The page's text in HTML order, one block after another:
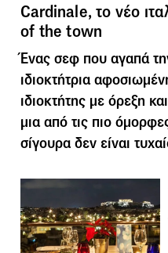
Cardinale, το νέο
of the town
Ένας σεφ που αγαπά
ιδιοκτήτρια
ιδιοκτήτης με όρεξη
μια από τις πιο
σίγουρα δεν είναι